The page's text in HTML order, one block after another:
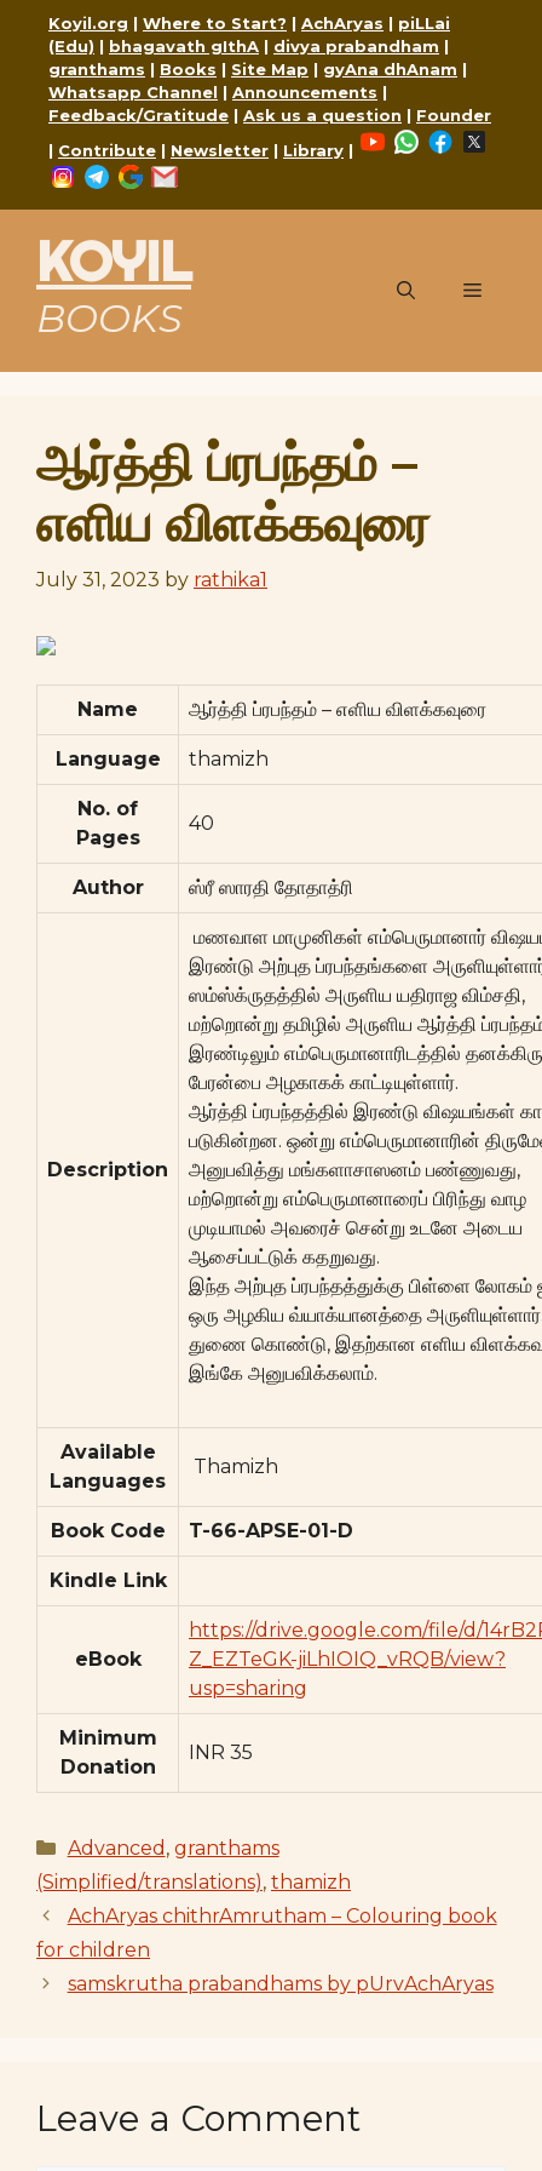
content
Koyil.org | Where to Start? | AchAryas | piLLai
(Edu) | bhagavath gIthA | divya prabandham |
granthams | Books | Site Map | gyAna dhAnam |
Whatsapp Channel | Announcements |
Feedback/Gratitude | Ask us a question | Founder
| Contribute | Newsletter | Library |
YouTubeWhatsApp
Facebook
Instagram
Telegram
Google
KOYIL
BOOKS
Menu
ஆர்த்தி ப்ரபந்தம் –
எளிய விளக்கவுரை
July 31, 2023 by rathika1
Name ஆர்த்தி ப்ரபந்தம் – எளிய விளக்கவுரை
Language thamizh
No. of
Pages
40
Author ஸ்ரீ ஸாரதி தோதாத்ரி
Description
மணவாள மாமுனிகள் எம்பெருமானார்
இரண்டு அற்புத ப்ரபந்தங்களை
ஸம்ஸ்க்ருதத்தில் அருளிய யதிராஜ விம்சதி,
மற்றொன்று தமிழில் அருளிய ஆர்த்தி
இரண்டிலும் எம்பெருமானாரிடத்தில்
பேரன்பை அழகாகக் காட்டியுள்ளார்.
ஆர்த்தி ப்ரபந்தத்தில் இரண்டு விஷயங்கள்
படுகின்றன. ஒன்று எம்பெருமானாரின்
அனுபவித்து மங்களாசாஸனம் பண்ணுவது,
மற்றொன்று எம்பெருமானாரைப் பிரிந்து வாழ
முடியாமல் அவரைச் சென்று உடனே அடைய
ஆசைப்பட்டுக் கதறுவது.
இந்த அற்புத ப்ரபந்தத்துக்கு பிள்ளை லோகம்
ஒரு அழகிய வ்யாக்யானத்தை
துணை கொண்டு, இதற்கான எளிய
இங்கே அனுபவிக்கலாம்.
Available
Languages
Thamizh
Book Code T-66-APSE-01-D
Kindle Link
eBook
https://drive.google.com/file/d/
Z_EZTeGK-jiLhIOIQ_vRQB/view?
usp=sharing
Minimum
Donation
INR 35
Categories
Advanced , granthams
(Simplified/translations), thamizh
AchAryas chithrAmrutham – Colouring book
for children
samskrutha prabandhams by pUrvAchAryas
Leave a Comment